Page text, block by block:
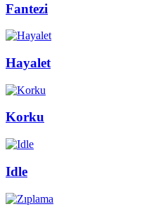
Fantezi
Hayalet
Korku
Idle